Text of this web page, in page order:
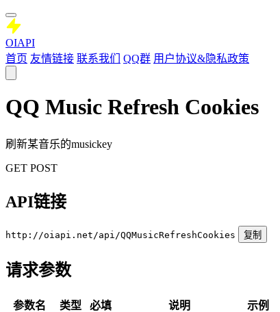
OIAPI
首页 友情链接 联系我们 QQ群 用户协议&隐私政策
QQ Music Refresh Cookies
刷新某音乐的musickey
GET POST
API链接
http://oiapi.net/api/QQMusicRefreshCookies 复制
请求参数
参数名 类型 必填 说明 示例